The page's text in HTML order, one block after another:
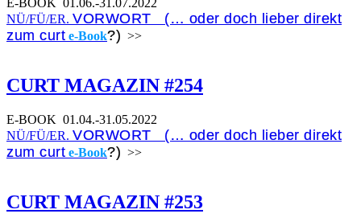
E-BOOK 01.06.-31.07.2022
NÜ/FÜ/ER. VORWORT (… oder doch lieber direkt
zum curt e-Book?) >>
CURT MAGAZIN #254
E-BOOK 01.04.-31.05.2022
NÜ/FÜ/ER. VORWORT (… oder doch lieber direkt
zum curt e-Book?) >>
CURT MAGAZIN #253